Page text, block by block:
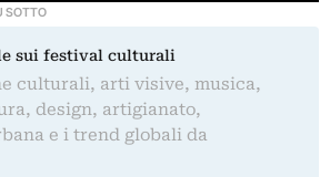
SOTTO
sui festival culturali
culturali, arti visive, musica,
design, artigianato,
e i trend globali da